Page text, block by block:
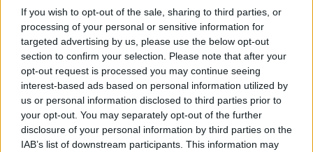
If you wish to opt-out of the sale, sharing to third parties, or
processing of your personal or sensitive information for
targeted advertising by us, please use the below opt-out
section to confirm your selection. Please note that after your
opt-out request is processed you may continue seeing
interest-based ads based on personal information utilized by
us or personal information disclosed to third parties prior to
your opt-out. You may separately opt-out of the further
disclosure of your personal information by third parties on the
IAB’s list of downstream participants. This information may
Continua a leggere
MAKEUP